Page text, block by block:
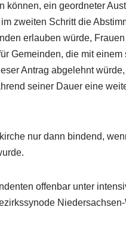
ein geordneter
zweiten Schritt die
erlauben würde,
Gemeinden, die mit einem
Antrag abgelehnt
seiner Dauer eine
nur dann bindend,
offenbar unter